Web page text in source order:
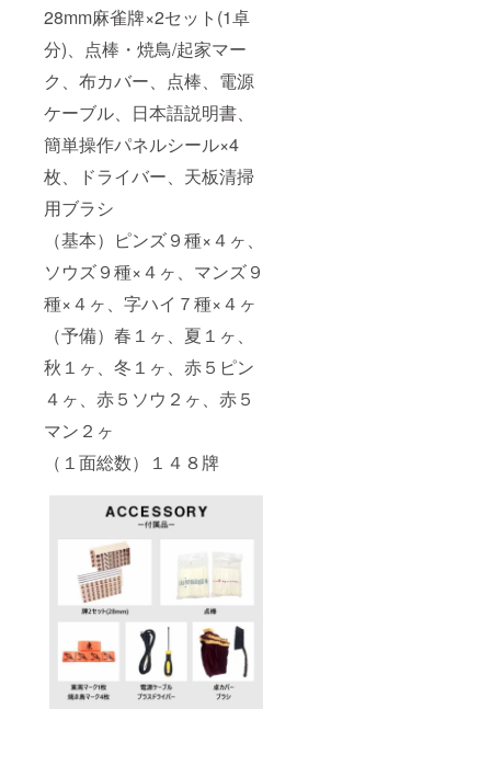
28mm麻雀牌×2セット(1卓
分)、点棒・焼鳥/起家マー
ク、布カバー、点棒、電源
ケーブル、日本語説明書、
簡単操作パネルシール×4
枚、ドライバー、天板清掃
用ブラシ
（基本）ピンズ９種×４ヶ、
ソウズ９種×４ヶ、マンズ９
種×４ヶ、字ハイ７種×４ヶ
（予備）春１ヶ、夏１ヶ、
秋１ヶ、冬１ヶ、赤５ピン
４ヶ、赤５ソウ２ヶ、赤５
マン２ヶ
（１面総数）１４８牌